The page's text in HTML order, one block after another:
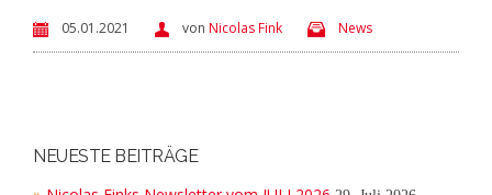
05.01.2021 von Nicolas Fink News
NEUESTE BEITRÄGE